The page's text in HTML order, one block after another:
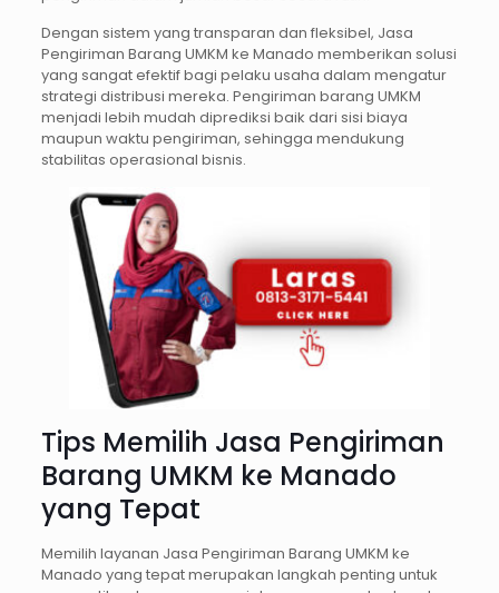
Dengan sistem yang transparan dan fleksibel, Jasa
Pengiriman Barang UMKM ke Manado memberikan solusi
yang sangat efektif bagi pelaku usaha dalam mengatur
strategi distribusi mereka. Pengiriman barang UMKM
menjadi lebih mudah diprediksi baik dari sisi biaya
maupun waktu pengiriman, sehingga mendukung
stabilitas operasional bisnis.
Tips Memilih Jasa Pengiriman
Barang UMKM ke Manado
yang Tepat
Memilih layanan Jasa Pengiriman Barang UMKM ke
Manado yang tepat merupakan langkah penting untuk